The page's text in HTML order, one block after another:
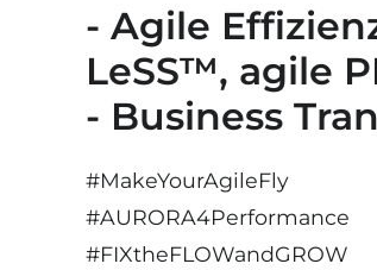
- Agile
LeSS™, agile
- Business
#MakeYourAgileFly
#AURORA4Performance
#FIXtheFLOWandGROW